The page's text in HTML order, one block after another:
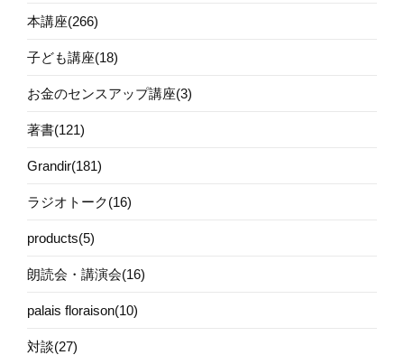
本講座(266)
子ども講座(18)
お金のセンスアップ講座(3)
著書(121)
Grandir(181)
ラジオトーク(16)
products(5)
朗読会・講演会(16)
palais floraison(10)
対談(27)